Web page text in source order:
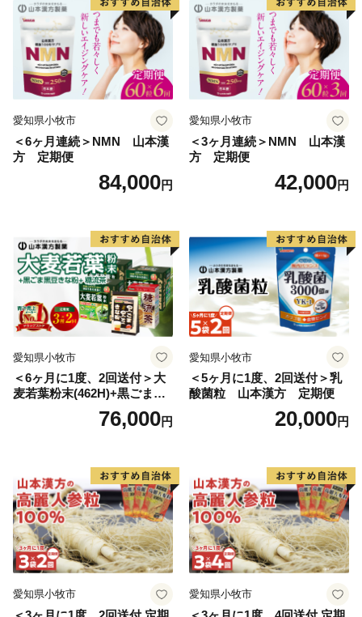
愛知県小牧市
＜6ヶ月連続＞NMN 山本漢
方 定期便
84,000円
愛知県小牧市
＜3ヶ月連続＞NMN 山本漢
方 定期便
42,000円
愛知県小牧市
＜6ヶ月に1度、2回送付＞大
麦若葉粉末(462H)+黒ごま黒
豆きな粉+ 糖流茶 山本漢
76,000円
愛知県小牧市
＜5ヶ月に1度、2回送付＞乳
酸菌粒 山本漢方 定期便
20,000円
愛知県小牧市 愛知県小牧市